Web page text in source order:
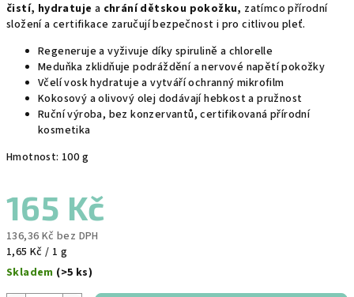
čistí, hydratuje a chrání dětskou pokožku, zatímco přírodní
složení a certifikace zaručují bezpečnost i pro citlivou pleť.
Regeneruje a vyživuje díky spirulině a chlorelle
Meduňka zklidňuje podráždění a nervové napětí pokožky
Včelí vosk hydratuje a vytváří ochranný mikrofilm
Kokosový a olivový olej dodávají hebkost a pružnost
Ruční výroba, bez konzervantů, certifikovaná přírodní
kosmetika
Hmotnost: 100 g
165 Kč
136,36 Kč bez DPH
Měrná
cena:
1,65 Kč / 1 g
Skladem (>5 ks)